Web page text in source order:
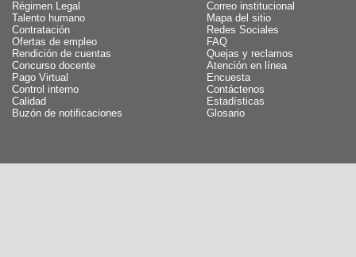
Régimen Legal
Talento humano
Contratación
Ofertas de empleo
Rendición de cuentas
Concurso docente
Pago Virtual
Control interno
Calidad
Buzón de notificaciones
Correo institucional
Mapa del sitio
Redes Sociales
FAQ
Quejas y reclamos
Atención en línea
Encuesta
Contáctenos
Estadísticas
Glosario